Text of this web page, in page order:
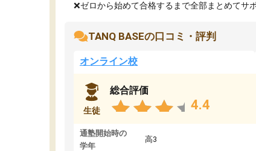
❌ゼロから始めて合格するまで全部まとめてサポ
TANQ BASEの口コミ・評判
オンライン校
生徒
総合評価
4.4
通塾開始時の
学年
高3